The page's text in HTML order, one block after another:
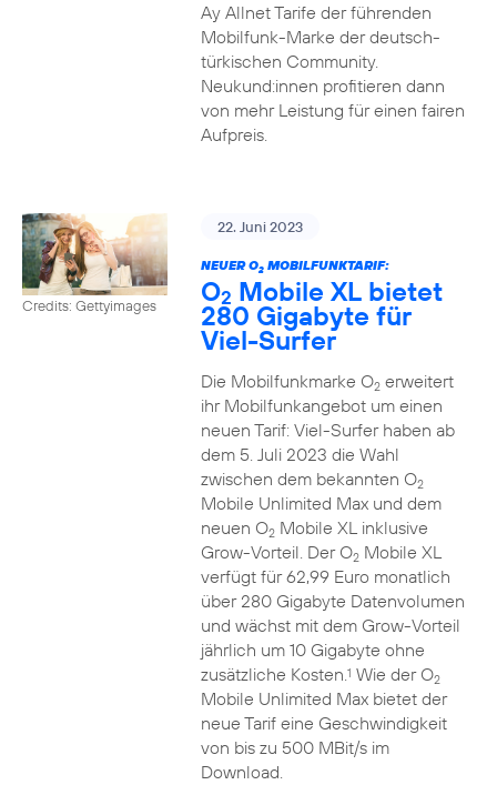
Ay Allnet Tarife der führenden
Mobilfunk-Marke der deutsch-
türkischen Community.
Neukund:innen profitieren dann
von mehr Leistung für einen fairen
Aufpreis.
Credits: Gettyimages
22. Juni 2023
NEUER O2MOBILFUNKTARIF:
O2 Mobile XL bietet
280 Gigabyte für
Viel-Surfer
Die Mobilfunkmarke O2erweitert
ihr Mobilfunkangebot um einen
neuen Tarif: Viel-Surfer haben ab
dem 5. Juli 2023 die Wahl
zwischen dem bekannten O2
Mobile Unlimited Max und dem
neuen O2Mobile XL inklusive
Grow-Vorteil. Der O2Mobile XL
verfügt für 62,99 Euro monatlich
über 280 Gigabyte Datenvolumen
und wächst mit dem Grow-Vorteil
jährlich um 10 Gigabyte ohne
zusätzliche Kosten.1 Wie der O2
Mobile Unlimited Max bietet der
neue Tarif eine Geschwindigkeit
von bis zu 500 MBit/s im
Download.